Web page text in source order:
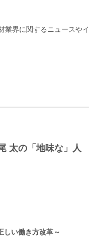
業界に関するニュースやイ
太の「地味な」人
しい働き方改革～